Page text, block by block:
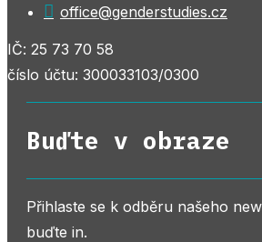
 office@genderstudies.cz
IČ: 25 73 70 58
číslo účtu: 300033103/0300
Buďte v obraze
Přihlaste se k odběru našeho
buďte in.